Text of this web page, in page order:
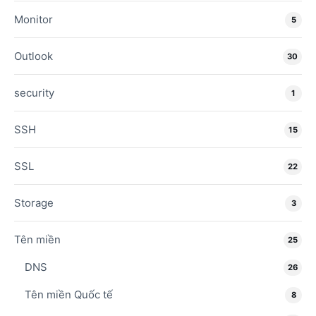
Monitor 5
Outlook 30
security 1
SSH 15
SSL 22
Storage 3
Tên miền 25
DNS 26
Tên miền Quốc tế 8